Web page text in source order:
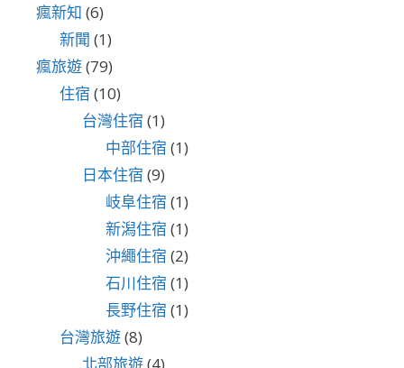
瘋新知 (6)
新聞 (1)
瘋旅遊(79)
住宿 (10)
台灣住宿 (1)
中部住宿 (1)
日本住宿 (9)
岐阜住宿 (1)
新潟住宿 (1)
沖繩住宿 (2)
石川住宿 (1)
長野住宿 (1)
台灣旅遊(8)
北部旅遊(4)